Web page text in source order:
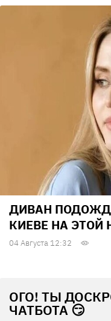
ДИВАН
КИЕВЕ НА ЭТОЙ
04 Августа 12:32
ОГО! ТЫ
ЧАТБОТА 😏